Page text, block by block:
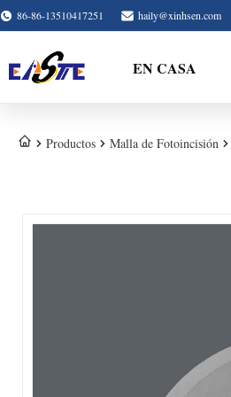
86-86-13510417251 haily@xinhsen.com
EN CASA
Productos Malla de Fotoincisión